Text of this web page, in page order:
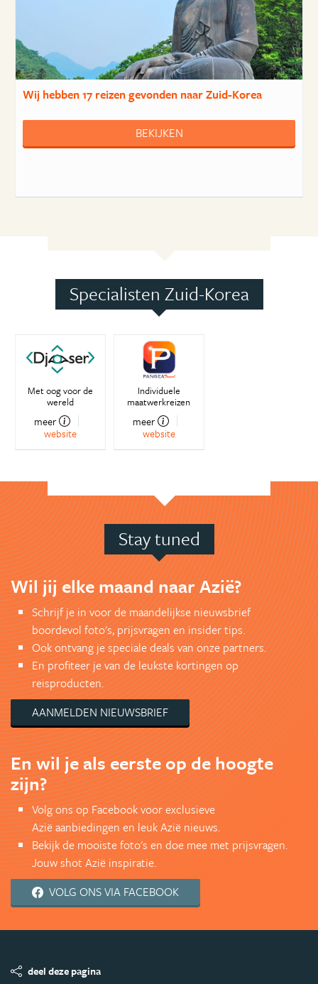
Wij hebben17 reizengevonden naar Zuid-Korea
BEKIJKEN
Specialisten Zuid-Korea
Met oog voor de
wereld
meer
website
Individuele
maatwerkreizen
meer
website
Stay tuned
Wil jij elke maand naar Azië?
Schrijf je in voor de maandelijkse nieuwsbrief
boordevol foto's, prijsvragen en insider tips.
Ook ontvang je speciale deals van onze partners.
En profiteer je van de leukste kortingen op
reisproducten.
AANMELDEN NIEUWSBRIEF
En wil je als eerste op de hoogte
zijn?
Volg ons op Facebook voor exclusieve
Azië aanbiedingen en leuk Azië nieuws.
Bekijk de mooiste foto's en doe mee met prijsvragen.
Jouw shot Azië inspiratie.
VOLG ONS VIA FACEBOOK
deel deze pagina